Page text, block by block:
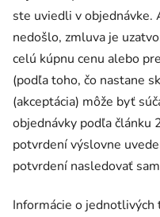
ste uviedli v objednávke.
nedošlo, zmluva je
celú kúpnu cenu alebo
(podľa toho, čo nastane
(akceptácia) môže byť
objednávky podľa článku
potvrdení výslovne
potvrdení nasledovať
Informácie o jednotlivých